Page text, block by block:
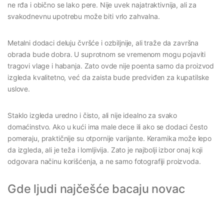
ne rđa i obično se lako pere. Nije uvek najatraktivnija, ali za
svakodnevnu upotrebu može biti vrlo zahvalna.
Metalni dodaci deluju čvršće i ozbiljnije, ali traže da završna
obrada bude dobra. U suprotnom se vremenom mogu pojaviti
tragovi vlage i habanja. Zato ovde nije poenta samo da proizvod
izgleda kvalitetno, već da zaista bude predviđen za kupatilske
uslove.
Staklo izgleda uredno i čisto, ali nije idealno za svako
domaćinstvo. Ako u kući ima male dece ili ako se dodaci često
pomeraju, praktičnije su otpornije varijante. Keramika može lepo
da izgleda, ali je teža i lomljivija. Zato je najbolji izbor onaj koji
odgovara načinu korišćenja, a ne samo fotografiji proizvoda.
Gde ljudi najčešće bacaju novac